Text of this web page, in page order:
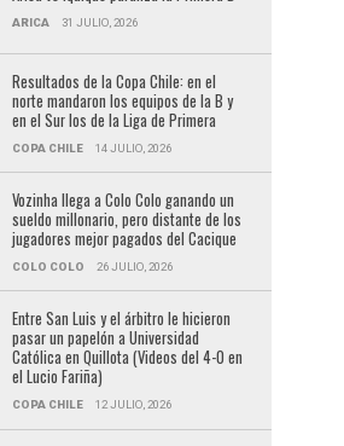
ARICA 31 JULIO, 2026
Resultados de la Copa Chile: en el
norte mandaron los equipos de la B y
en el Sur los de la Liga de Primera
COPA CHILE 14 JULIO, 2026
Vozinha llega a Colo Colo ganando un
sueldo millonario, pero distante de los
jugadores mejor pagados del Cacique
COLO COLO 26 JULIO, 2026
Entre San Luis y el árbitro le hicieron
pasar un papelón a Universidad
Católica en Quillota (Videos del 4-0 en
el Lucio Fariña)
COPA CHILE 12 JULIO, 2026